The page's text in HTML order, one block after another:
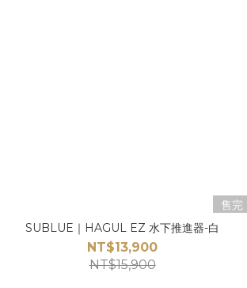
售完
SUBLUE｜HAGUL EZ 水下推進器-白
NT$13,900
NT$15,900